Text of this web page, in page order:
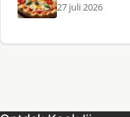
27 juli 2026